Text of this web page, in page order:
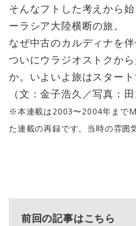
そんなフトした考えから
ーラシア大陸横断の旅。
なぜ中古のカルディナを
ついにウラジオストクか
か。いよいよ旅はスタート
（文：金子浩久／写真：田
※本連載は2003〜2004年まで
た連載の再録です。当時の雰囲
前回の記事はこちら